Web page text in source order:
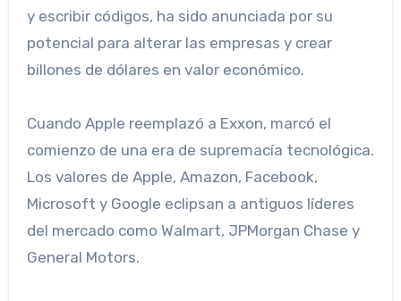
y escribir códigos, ha sido anunciada por su
potencial para alterar las empresas y crear
billones de dólares en valor económico.
Cuando Apple reemplazó a Exxon, marcó el
comienzo de una era de supremacía tecnológica.
Los valores de Apple, Amazon, Facebook,
Microsoft y Google eclipsan a antiguos líderes
del mercado como Walmart, JPMorgan Chase y
General Motors.